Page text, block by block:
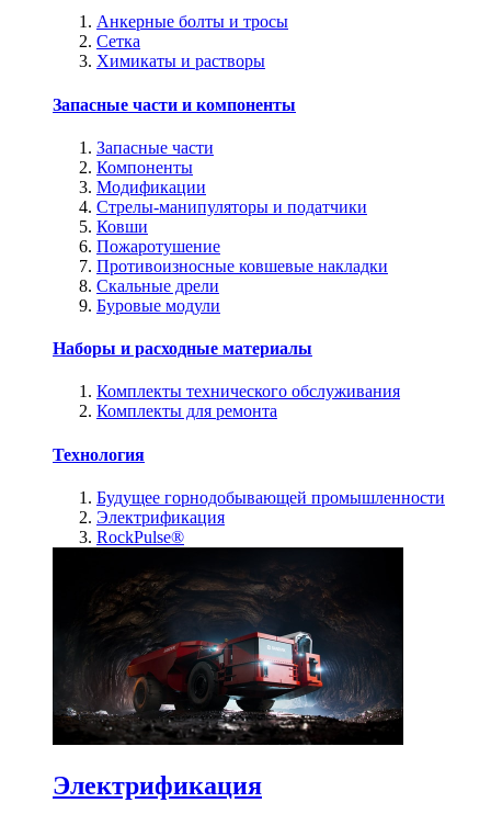
Анкерные болты и тросы
Сетка
Химикаты и растворы
Запасные части и компоненты
Запасные части
Компоненты
Модификации
Стрелы-манипуляторы и податчики
Ковши
Пожаротушение
Противоизносные ковшевые накладки
Скальные дрели
Буровые модули
Наборы и расходные материалы
Комплекты технического обслуживания
Комплекты для ремонта
Технология
Будущее горнодобывающей промышленности
Электрификация
RockPulse®
Электрификация